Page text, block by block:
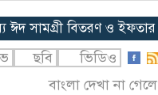
বিতরণ ও ইফতার আয়োজন
ভিডিও
ছবি
বাংলা দেখা না গেলে